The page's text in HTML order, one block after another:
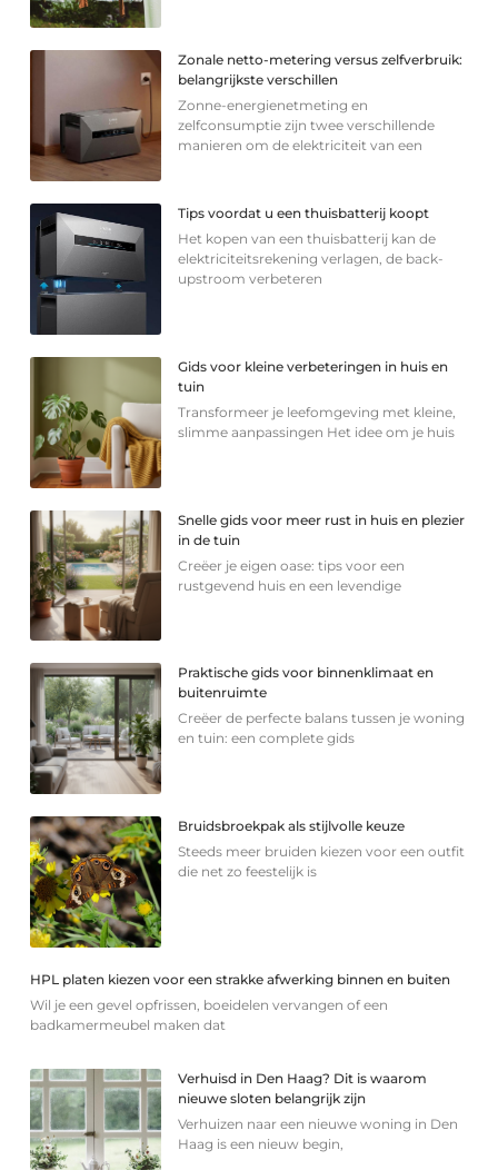
Zonale netto-metering versus zelfverbruik:
belangrijkste verschillen
Zonne-energienetmeting en
zelfconsumptie zijn twee verschillende
manieren om de elektriciteit van een
Tips voordat u een thuisbatterij koopt
Het kopen van een thuisbatterij kan de
elektriciteitsrekening verlagen, de back-
upstroom verbeteren
Gids voor kleine verbeteringen in huis en
tuin
Transformeer je leefomgeving met kleine,
slimme aanpassingen Het idee om je huis
Snelle gids voor meer rust in huis en plezier
in de tuin
Creëer je eigen oase: tips voor een
rustgevend huis en een levendige
Praktische gids voor binnenklimaat en
buitenruimte
Creëer de perfecte balans tussen je woning
en tuin: een complete gids
Bruidsbroekpak als stijlvolle keuze
Steeds meer bruiden kiezen voor een outfit
die net zo feestelijk is
HPL platen kiezen voor een strakke afwerking binnen en buiten
Wil je een gevel opfrissen, boeidelen vervangen of een
badkamermeubel maken dat
Verhuisd in Den Haag? Dit is waarom
nieuwe sloten belangrijk zijn
Verhuizen naar een nieuwe woning in Den
Haag is een nieuw begin,